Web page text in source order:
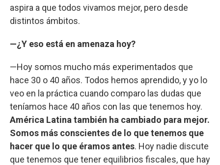
aspira a que todos vivamos mejor, pero desde
distintos ámbitos.
—¿Y eso está en amenaza hoy?
—Hoy somos mucho más experimentados que
hace 30 o 40 años. Todos hemos aprendido, y yo lo
veo en la práctica cuando comparo las dudas que
teníamos hace 40 años con las que tenemos hoy.
América Latina también ha cambiado para mejor.
Somos más conscientes de lo que tenemos que
hacer que lo que éramos antes. Hoy nadie discute
que tenemos que tener equilibrios fiscales, que hay